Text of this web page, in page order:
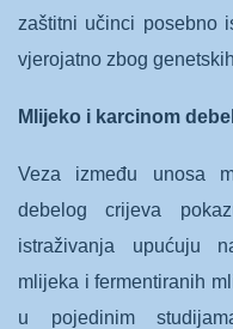
zaštitni učinci posebno
vjerojatno zbog
Mlijeko i karcinom
Veza između unosa
debelog crijeva
istraživanja upućuju
mlijeka i fermentiranih
u pojedinim